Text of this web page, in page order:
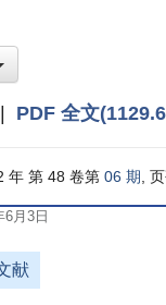
PDF 全文
年 第 48 卷第 06 期 ,
6月3日
献